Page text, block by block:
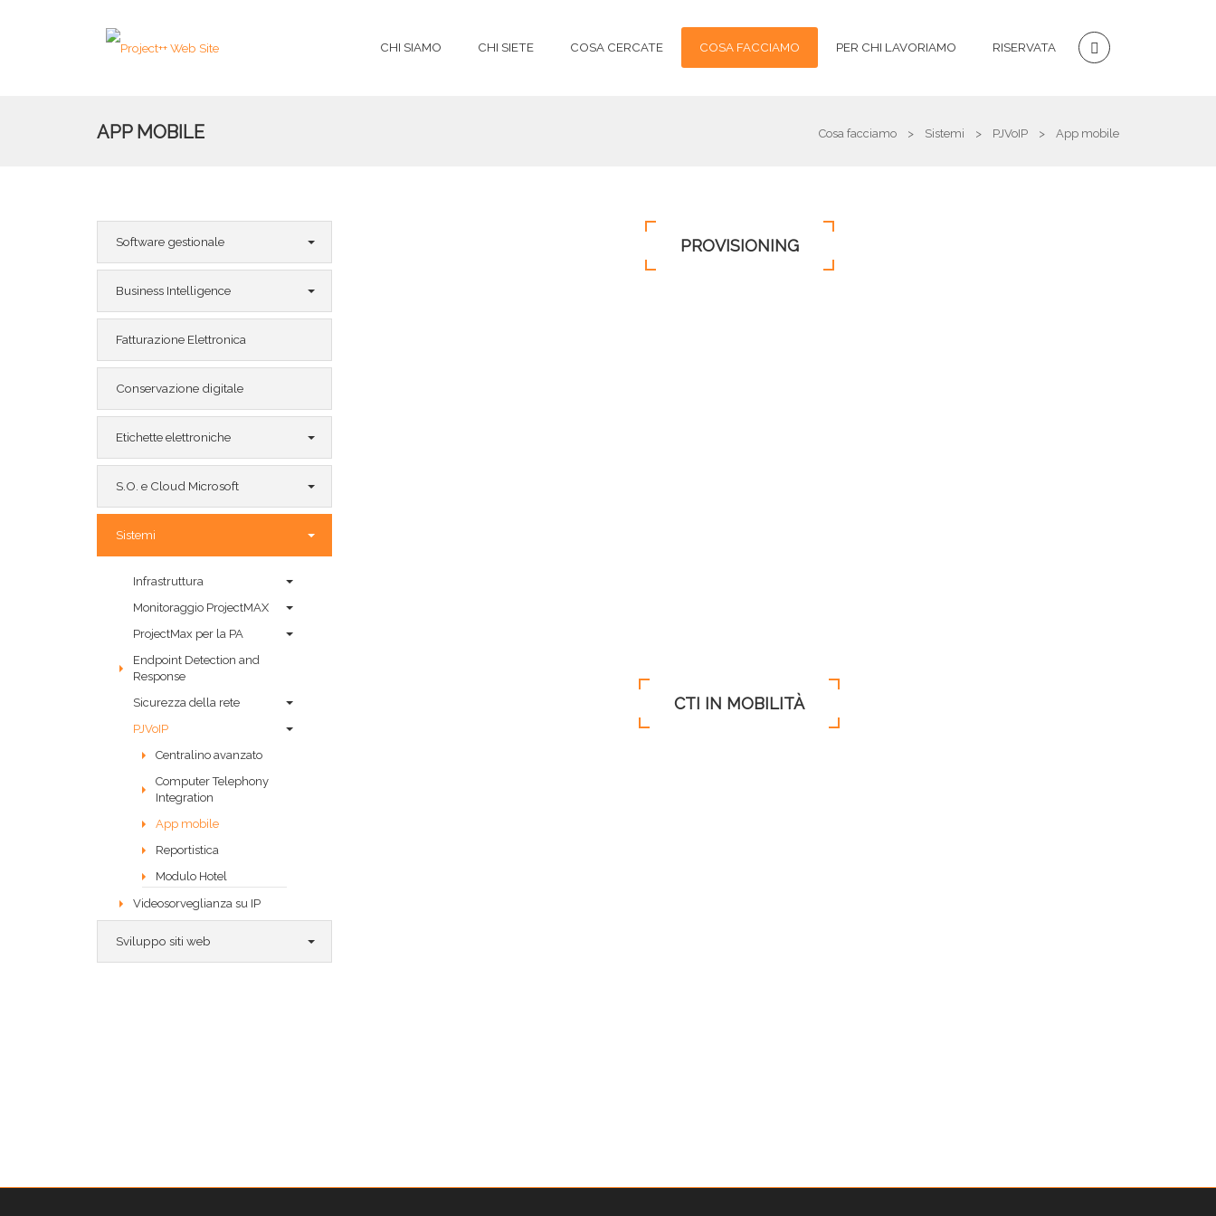
CHI SIAMO CHI SIETE COSA CERCATE COSA FACCIAMO PER CHI LAVORIAMO RISERVATA
APP MOBILE Cosa facciamo > Sistemi > PJVoIP > App mobile
Software gestionale
Business Intelligence
Fatturazione Elettronica
Conservazione digitale
Etichette elettroniche
S.O. e Cloud Microsoft
Sistemi
Infrastruttura
Monitoraggio ProjectMAX
ProjectMax per la PA
Endpoint Detection and
Response
Sicurezza della rete
PJVoIP
Centralino avanzato
Computer Telephony
Integration
App mobile
Reportistica
Modulo Hotel
Videosorveglianza su IP
Sviluppo siti web
PROVISIONING
CTI IN MOBILITÀ